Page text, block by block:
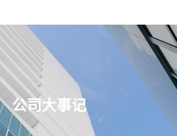
公司大事记